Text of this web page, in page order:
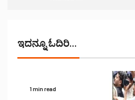
ಇದನ್ನೂ ಓದಿರಿ...
1 min read